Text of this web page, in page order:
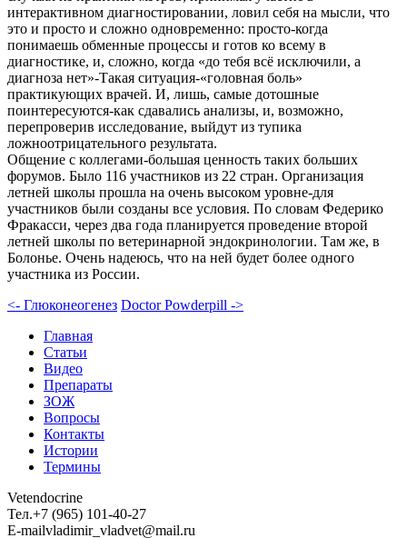
интерактивном диагностировании, ловил себя на мысли, что
это и просто и сложно одновременно: просто-когда
понимаешь обменные процессы и готов ко всему в
диагностике, и, сложно, когда «до тебя всё исключили, а
диагноза нет»-Такая ситуация-«головная боль»
практикующих врачей. И, лишь, самые дотошные
поинтересуются-как сдавались анализы, и, возможно,
перепроверив исследование, выйдут из тупика
ложноотрицательного результата.
Общение с коллегами-большая ценность таких больших
форумов. Было 116 участников из 22 стран. Организация
летней школы прошла на очень высоком уровне-для
участников были созданы все условия. По словам Федерико
Фракасси, через два года планируется проведение второй
летней школы по ветеринарной эндокринологии. Там же, в
Болонье. Очень надеюсь, что на ней будет более одного
участника из России.
<- Глюконеогенез Doctor Powderpill ->
Главная
Статьи
Видео
Препараты
ЗОЖ
Вопросы
Контакты
Истории
Термины
Vetendocrine
Тел.+7 (965) 101-40-27
E-mailvladimir_vladvet@mail.ru